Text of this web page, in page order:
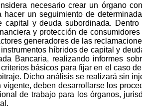
necesario crear un órgano
hacer un seguimiento de
capital y deuda subordinada.
y protección de
generadores de las
híbridos de capital y
Bancaria, realizando informes
básicos para fijar en el caso
Dicho análisis se realizará sin
deben desarrollarse los
de trabajo para los órganos,